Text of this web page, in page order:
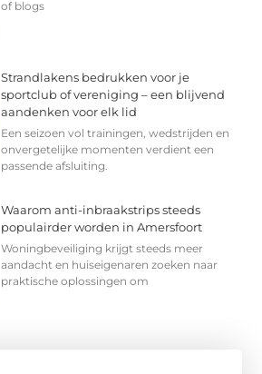
of blogs
Strandlakens bedrukken voor je
sportclub of vereniging – een blijvend
aandenken voor elk lid
Een seizoen vol trainingen, wedstrijden en
onvergetelijke momenten verdient een
passende afsluiting.
Waarom anti-inbraakstrips steeds
populairder worden in Amersfoort
Woningbeveiliging krijgt steeds meer
aandacht en huiseigenaren zoeken naar
praktische oplossingen om